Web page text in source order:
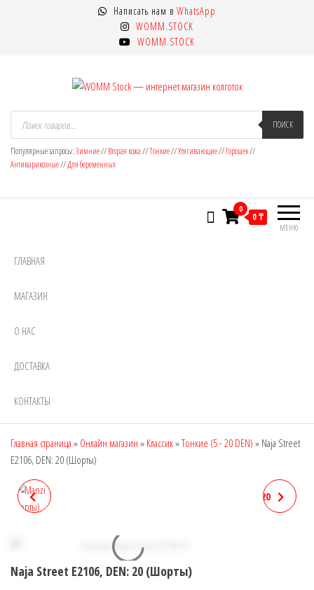
Написать нам в WhatsApp
WOMM.STOCK
WOMM.STOCK
WOMM Stock — интернет магазин
колготок
Колготки MANZI, Naja Street тонкие,
фантазийные, чулки, лосины
Поиск
товаров ПОИСК
Популярные запросы:Зимние//Вторая кожа//Тонкие//Утягивающие//Горошек//
Антиварикозные//Для беременных
МЕНЮ
0
0 ₸
ГЛАВНАЯ
МАГАЗИН
О НАС
ДОСТАВКА
КОНТАКТЫ
Главная страница » Онлайн магазин » Классик»Тонкие (5 - 20 DEN) » Naja Street
E2106, DEN: 20 (Шорты)
ШОРТЫ)
NAJA STREET E2107, DEN: 20
Naja Street E2106, DEN: 20 (Шорты)